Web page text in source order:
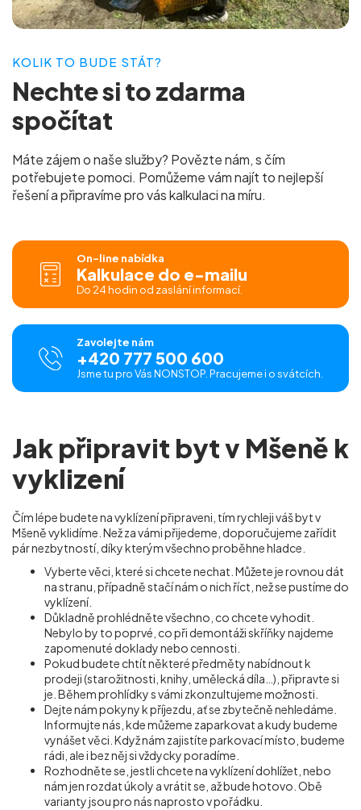
KOLIK TO BUDE STÁT?
Nechte si tozdarma
spočítat
Máte zájem o naše služby? Povězte nám, s čím
potřebujete pomoci. Pomůžeme vám najít to nejlepší
řešení a připravíme pro váskalkulaci na míru.
On-line nabídka
Kalkulace do e-mailu
Do 24 hodin od zaslání informací.
Zavolejte nám
+420 777 500 600
Jsme tu pro Vás NONSTOP. Pracujeme i o svátcích.
Jak připravit byt v Mšeně k
vyklizení
Čím lépe budete na vyklízení připraveni, tím rychleji váš byt v
Mšeně vyklidíme. Než za vámi přijedeme, doporučujeme zařídit
pár nezbytností, díky kterým všechno proběhne hladce.
Vyberte věci, které si chcete nechat. Můžete je rovnou dát
na stranu, případně stačí nám o nich říct, než se pustíme do
vyklízení.
Důkladně prohlédněte všechno, co chcete vyhodit.
Nebylo by to poprvé, co při demontáži skříňky najdeme
zapomenuté doklady nebo cennosti.
Pokud budete chtít některé předměty nabídnout k
prodeji (starožitnosti, knihy, umělecká díla…), připravte si
je. Během prohlídky s vámi zkonzultujeme možnosti.
Dejte nám pokyny k příjezdu, ať se zbytečně nehledáme.
Informujte nás, kde můžeme zaparkovat a kudy budeme
vynášet věci. Když nám zajistíte parkovací místo, budeme
rádi, ale i bez něj si vždycky poradíme.
Rozhodněte se, jestli chcete na vyklízení dohlížet, nebo
nám jen rozdat úkoly a vrátit se, až bude hotovo. Obě
varianty jsou pro nás naprosto v pořádku.